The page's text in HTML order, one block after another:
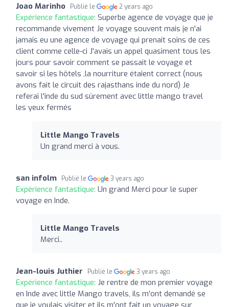
Joao Marinho Publié le 2 years ago
Expérience fantastique: Superbe agence de voyage que je
recommande vivement Je voyage souvent mais je n'ai
jamais eu une agence de voyage qui prenait soins de ces
client comme celle-ci J'avais un appel quasiment tous les
jours pour savoir comment se passait le voyage et
savoir si les hôtels ,la nourriture étaient correct (nous
avons fait le circuit des rajasthans inde du nord) Je
referai l'inde du sud sûrement avec little mango travel
les yeux fermés
Little Mango Travels
Un grand merci à vous.
san infolm Publié le 3 years ago
Expérience fantastique: Un grand Merci pour le super
voyage en Inde.
Little Mango Travels
Merci..
Jean-louis Juthier Publié le 3 years ago
Expérience fantastique: Je rentre de mon premier voyage
en Inde avec little Mango travels, ils m'ont demandé se
que je voulais visiter et ils m'ont fait un voyage sur